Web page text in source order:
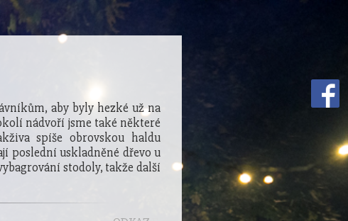
aby byly hezké už na
nádvoří jsme také některé
spíše obrovskou haldu
poslední uskladněné dřevo u
stodoly, takže další